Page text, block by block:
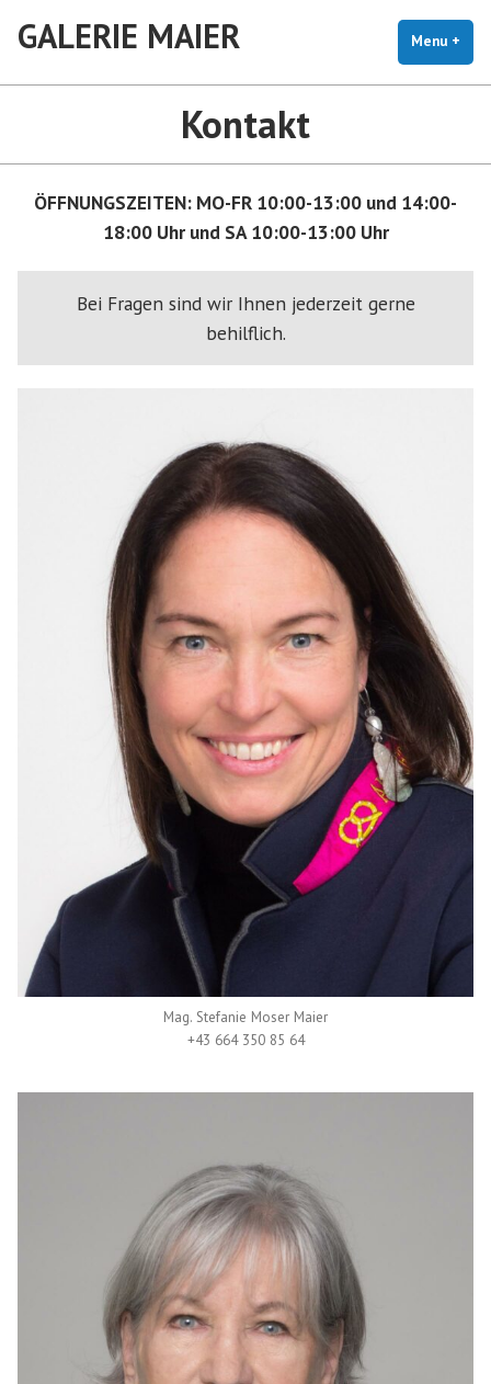
GALERIE MAIER Menu +
Kontakt
ÖFFNUNGSZEITEN: MO-FR 10:00-13:00 und 14:00-
18:00 Uhr und SA 10:00-13:00 Uhr
Bei Fragen sind wir Ihnen jederzeit gerne
behilflich.
Mag. Stefanie Moser Maier
+43 664 350 85 64